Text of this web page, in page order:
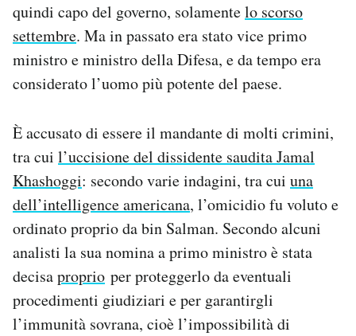
quindi capo del governo, solamentelo scorso
settembre. Ma in passato era stato vice primo
ministro e ministro della Difesa, e da tempo era
considerato l’uomo più potente del paese.
È accusato di essere il mandante di molti crimini,
tra cui l’uccisione del dissidente saudita Jamal
Khashoggi: secondo varie indagini, tra cui una
dell’intelligence americana, l’omicidio fu voluto e
ordinato proprio da bin Salman. Secondo alcuni
analisti la sua nomina a primo ministro è stata
decisaproprio per proteggerlo da eventuali
procedimenti giudiziari e per garantirgli
l’immunità sovrana, cioè l’impossibilità di